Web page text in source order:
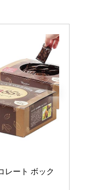
レート ボック